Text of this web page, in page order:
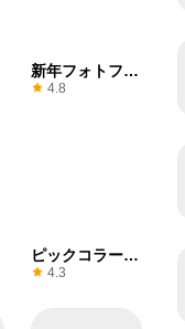
新年フォトフレ
ーム＆クリスマ
4.8
ピックコラージ
ュ 4.3